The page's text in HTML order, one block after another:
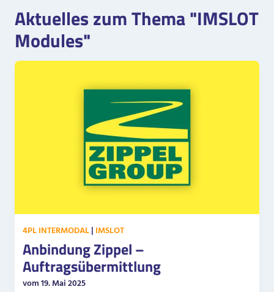
Aktuelles zum Thema "IMSLOT
Modules"
4PL INTERMODAL| IMSLOT
Anbindung Zippel –
Auftragsübermittlung
vom 19. Mai 2025